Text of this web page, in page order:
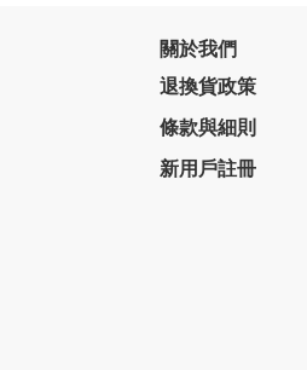
關於我們
退換貨政策
條款與細則
新用戶註冊